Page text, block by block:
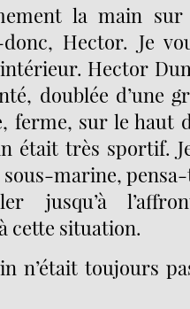
la main sur
Hector. Je
Hector
doublée d’une
ferme, sur le haut
était très sportif.
sous-marine,
jusqu’à
cette situation.
n’était toujours